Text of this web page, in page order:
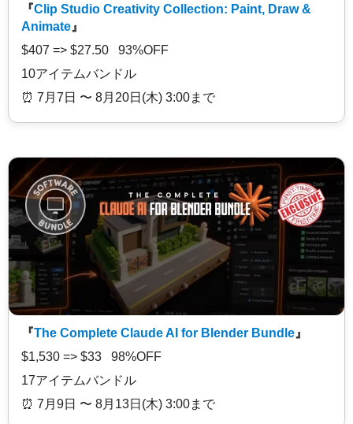
『Clip Studio Creativity Collection: Paint, Draw &
Animate 』
$407 => $27.50 93%OFF
10アイテムバンドル
⏰️ 7月7日 〜 8月20日(木) 3:00まで
『The Complete Claude AI for Blender Bundle 』
$1,530 => $33 98%OFF
17アイテムバンドル
⏰️ 7月9日 〜 8月13日(木) 3:00まで